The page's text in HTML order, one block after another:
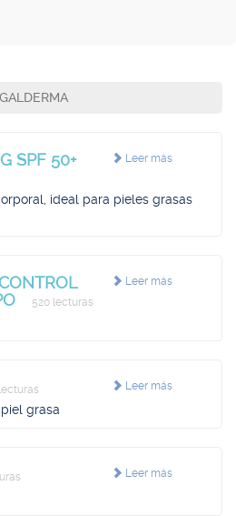
Leer más
SPF 50+
ideal para pieles grasas
Leer más
520 lecturas
Leer más
grasa
Leer más